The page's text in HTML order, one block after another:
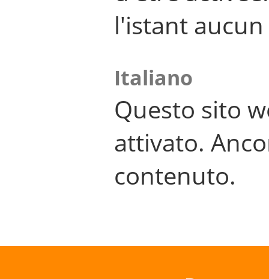
l'istant
Italiano
Questo sito
attivato.
contenuto.